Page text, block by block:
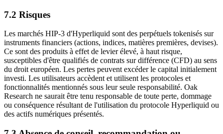
7.2 Risques
Les marchés HIP-3 d'Hyperliquid sont des perpétuels tokenisés sur
instruments financiers (actions, indices, matières premières, devises).
Ce sont des produits à effet de levier élevé, à haut risque,
susceptibles d'être qualifiés de contrats sur différence (CFD) au sens
du droit européen. Les pertes peuvent excéder le capital initialement
investi. Les utilisateurs accèdent et utilisent les protocoles et
fonctionnalités mentionnés sous leur seule responsabilité. Oak
Research ne saurait être tenu responsable de toute perte, dommage
ou conséquence résultant de l'utilisation du protocole Hyperliquid ou
des actifs numériques présentés.